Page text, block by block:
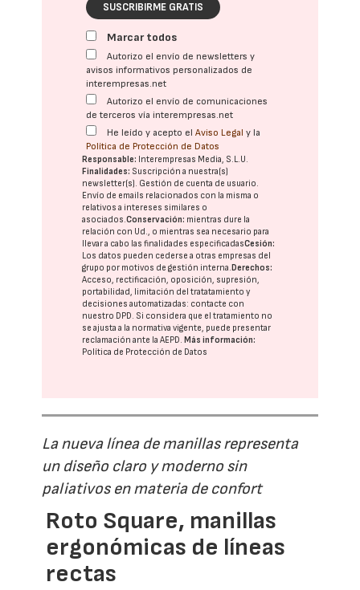
SUSCRIBIRME GRATIS
Marcar todos
Autorizo el envío de newsletters y
avisos informativos personalizados de
interempresas.net
Autorizo el envío de comunicaciones
de terceros vía interempresas.net
He leído y acepto elAviso Legal y la
Política de Protección de Datos
Responsable: Interempresas Media, S.L.U.
Finalidades: Suscripción a nuestra(s)
newsletter(s). Gestión de cuenta de usuario.
Envío de emails relacionados con la misma o
relativos a intereses similares o
asociados.Conservación: mientras dure la
relación con Ud., o mientras sea necesario para
llevar a cabo las finalidades especificadasCesión:
Los datos pueden cederse a otras empresas del
grupo por motivos de gestión interna. Derechos:
Acceso, rectificación, oposición, supresión,
portabilidad, limitación del tratatamiento y
decisiones automatizadas: contacte con
nuestro DPD. Si considera que el tratamiento no
se ajusta a la normativa vigente, puede presentar
reclamación ante laAEPD. Más información:
Política de Protección de Datos
La nueva línea de manillas representa
un diseño claro y moderno sin
paliativos en materia de confort
Roto Square, manillas
ergonómicas de líneas
rectas